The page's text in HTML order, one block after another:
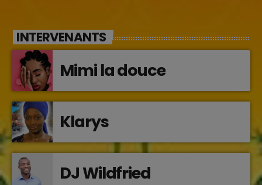
INTERVENANTS
Mimi la douce
Klarys
DJ Wildfried